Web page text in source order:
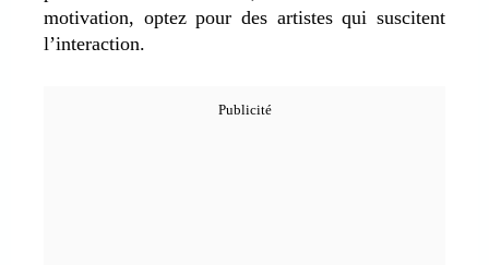
motivation, optez pour des artistes qui suscitent
l’interaction.